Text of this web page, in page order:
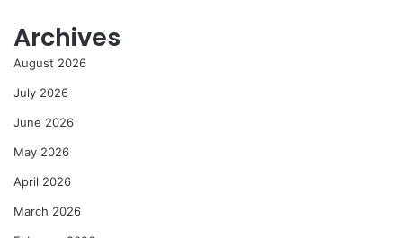
Archives
August 2026
July 2026
June 2026
May 2026
April 2026
March 2026